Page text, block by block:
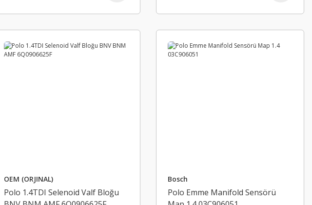
OEM (ORJINAL)
Polo 1.4TDI Selenoid Valf Bloğu
Bosch
Polo Emme Manifold Sensörü